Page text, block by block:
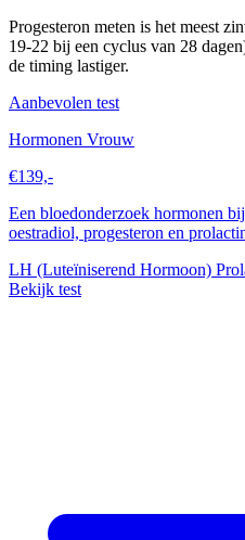
Progesteron meten is het meest
19-22 bij een cyclus van 28
de timing lastiger.
Aanbevolen test
Hormonen Vrouw
€139,-
Een bloedonderzoek hormonen
oestradiol, progesteron en
LH (Luteïniserend Hormoon)
Bekijk test